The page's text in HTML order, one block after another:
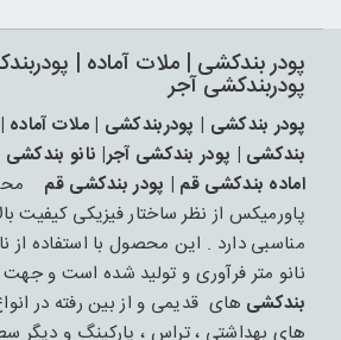
پودر بندکشی | ملات آماده |
پودربندکشی آجر
پودر بندکشی | پودربندکشی | ملات آماده
بندکشی | پودر بندکشی آجر| نانو
اماده بندکشی قم | پودر بندکشی قم
پاورمیکس از نظر ساختار فیزیکی کیفیت
نانو متر فرآوری و تولید شده است و جهت
بندکشی های قدیمی و از بین رفته در
های بهداشتی ، تراس ، پارکینگ و دیگر